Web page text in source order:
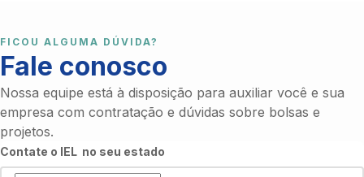
FICOU ALGUMA DÚVIDA?
Fale conosco
Nossa equipe está à disposição para auxiliar você e sua
empresa com contratação e dúvidas sobre bolsas e
projetos.
Contate o IEL no seu estado